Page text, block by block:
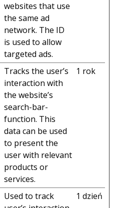
websites that use
the same ad
network. The ID
is used to allow
targeted ads.
Tracks the user’s
interaction with
the website’s
search-bar-
function. This
data can be used
to present the
user with relevant
products or
services.
1 rok
Used to track
1 dzień